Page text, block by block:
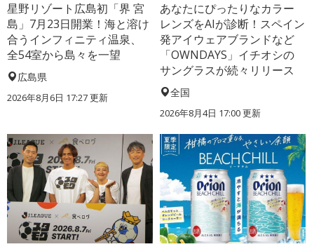
星野リゾート広島初「界 宮
島」7月23日開業！海と溶け
合うインフィニティ温泉、
全54室から島々を一望
広島県
2026年8月6日 17:27更新
あなたにぴったりなカラー
レンズをAIが診断！スペイン
発アイウェアブランドなど
「OWNDAYS」イチオシの
サングラスが続々リリース
全国
2026年8月4日 17:00更新